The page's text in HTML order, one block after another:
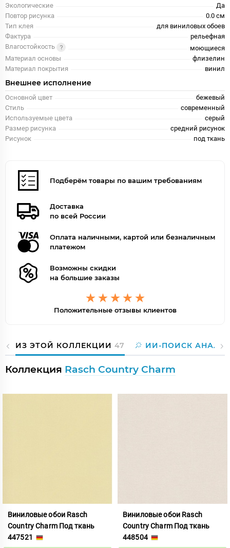
Экологические
Да
Повтор рисунка
0.0 см
Тип клея
для виниловых обоев
Фактура
рельефная
Влагостойкость
моющиеся
Материал основы
флизелин
Материал покрытия
винил
Внешнее исполнение
Основной цвет
бежевый
Стиль
современный
Используемые цвета
серый
Размер рисунка
средний рисунок
Рисунок
под ткань
Подберём товары по вашим требованиям
Доставка
по всей России
Оплата наличными, картой или безналичным
платежом
Возможны скидки
на большие заказы
Положительные отзывы клиентов
ИЗ ЭТОЙ КОЛЛЕКЦИИ 47 ИИ-ПОИСК
Коллекция Rasch Country Charm
Виниловые обои Rasch
Country Charm Под ткань
447521
Виниловые обои Rasch
Country Charm Под ткань
448504